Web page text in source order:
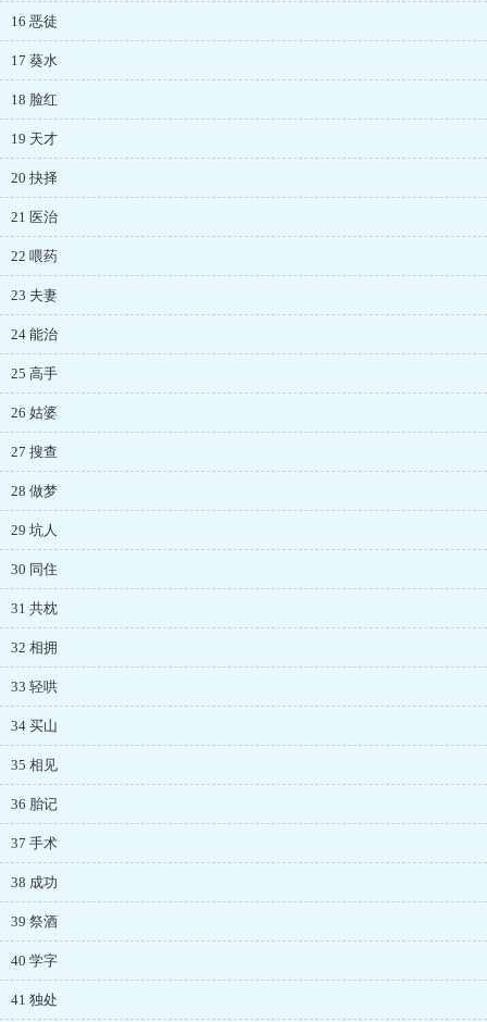
16 恶徒
17 葵水
18 脸红
19 天才
20 抉择
21 医治
22 喂药
23 夫妻
24 能治
25 高手
26 姑婆
27 搜查
28 做梦
29 坑人
30 同住
31 共枕
32 相拥
33 轻哄
34 买山
35 相见
36 胎记
37 手术
38 成功
39 祭酒
40 学字
41 独处